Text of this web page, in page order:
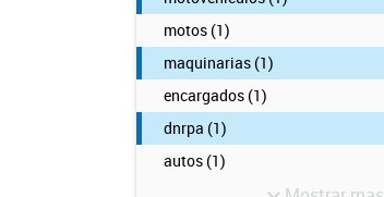
motos (1)
maquinarias (1)
encargados (1)
dnrpa (1)
autos (1)